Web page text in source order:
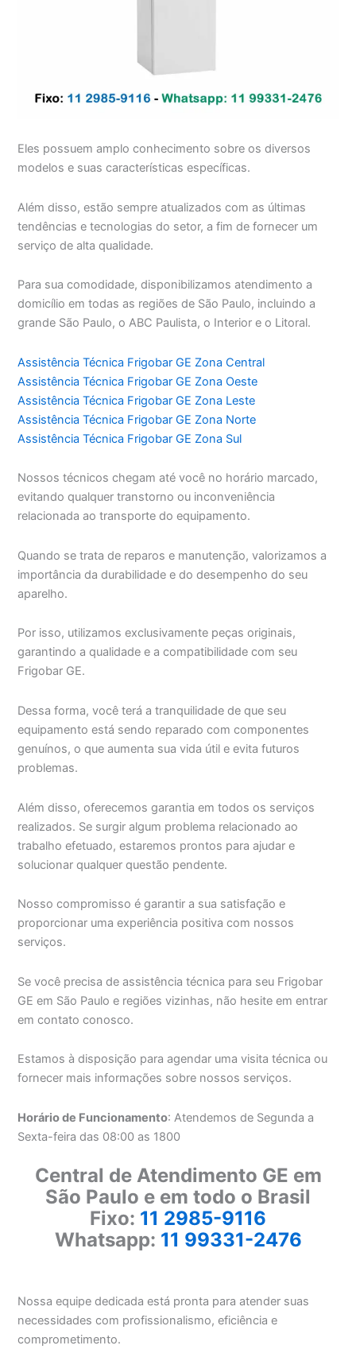
Eles possuem amplo conhecimento sobre os diversos
modelos e suas características específicas.
Além disso, estão sempre atualizados com as últimas
tendências e tecnologias do setor, a fim de fornecer um
serviço de alta qualidade.
Para sua comodidade, disponibilizamos atendimento a
domicílio em todas as regiões de São Paulo, incluindo a
grande São Paulo, o ABC Paulista, o Interior e o Litoral.
Assistência Técnica Frigobar GE Zona Central
Assistência Técnica Frigobar GE Zona Oeste
Assistência Técnica Frigobar GE Zona Leste
Assistência Técnica Frigobar GE Zona Norte
Assistência Técnica Frigobar GE Zona Sul
Nossos técnicos chegam até você no horário marcado,
evitando qualquer transtorno ou inconveniência
relacionada ao transporte do equipamento.
Quando se trata de reparos e manutenção, valorizamos a
importância da durabilidade e do desempenho do seu
aparelho.
Por isso, utilizamos exclusivamente peças originais,
garantindo a qualidade e a compatibilidade com seu
Frigobar GE.
Dessa forma, você terá a tranquilidade de que seu
equipamento está sendo reparado com componentes
genuínos, o que aumenta sua vida útil e evita futuros
problemas.
Além disso, oferecemos garantia em todos os serviços
realizados. Se surgir algum problema relacionado ao
trabalho efetuado, estaremos prontos para ajudar e
solucionar qualquer questão pendente.
Nosso compromisso é garantir a sua satisfação e
proporcionar uma experiência positiva com nossos
serviços.
Se você precisa de assistência técnica para seu Frigobar
GE em São Paulo e regiões vizinhas, não hesite em entrar
em contato conosco.
Estamos à disposição para agendar uma visita técnica ou
fornecer mais informações sobre nossos serviços.
Horário de Funcionamento: Atendemos de Segunda a
Sexta-feira das 08:00 as 1800
Central de Atendimento GE em
São Paulo e em todo o Brasil
Fixo: 11 2985-9116
Whatsapp: 11 99331-2476
Nossa equipe dedicada está pronta para atender suas
necessidades com profissionalismo, eficiência e
comprometimento.